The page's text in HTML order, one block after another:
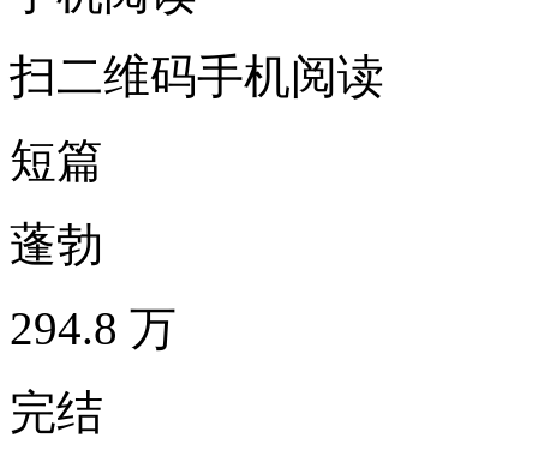
扫二维码手机阅读
短篇
蓬勃
294.8 万
完结